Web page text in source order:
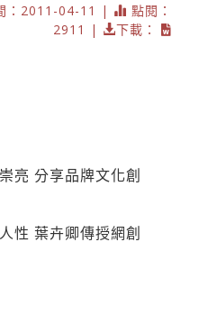
：2011-04-11 |
點閱：
2911 |
下載：
亮 分享品牌文化創
性 葉卉卿傳授網創